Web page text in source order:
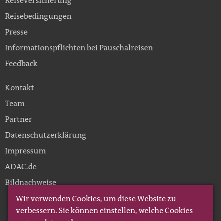
Reisebedingungen
Presse
Informationspflichten bei Pauschalreisen
Feedback
Kontakt
Team
Partner
Datenschutzerklärung
Impressum
ADAC.de
Bildnachweise
Wir verwenden Cookies, um diese Website zu
verbessern. Sie können einstellen, welche Cookies